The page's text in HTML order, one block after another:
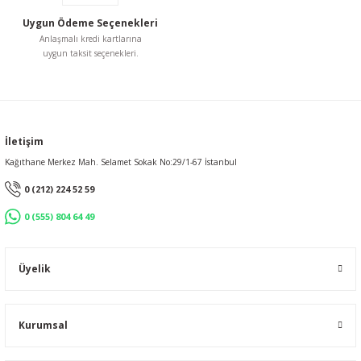
Uygun Ödeme Seçenekleri
Anlaşmalı kredi kartlarına
uygun taksit seçenekleri.
İletişim
Kağıthane Merkez Mah. Selamet Sokak No:29/1-67 İstanbul
0 (212) 224 52 59
0 (555) 804 64 49
Üyelik
Kurumsal